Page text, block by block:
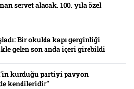
servet alacak. 100. yıla özel
Bir okulda kapı gerginliği
gelen son anda içeri girebildi
kurduğu partiyi pavyon
kendileridir”